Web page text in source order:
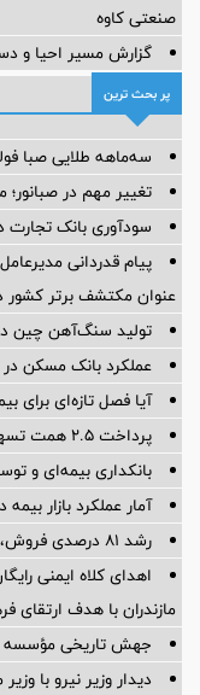
صنعتی کاوه
گزارش مسیر احیا و
پر بحث ترین
سه‌ماهه طلایی صبا
تغییر مهم در
سودآوری بانک
پیام قدردانی
عنوان مکتشف برتر
تولید سنگ‌آهن چین در نیمه
عملکرد بانک مسکن
آیا فصل تازه‌ای برای
پرداخت ۲.۵ همت تسهیلات در استان اردبیل طی سال ۱۴۰۴
بانکداری بیمه‌ای و
آمار عملكرد بازار بیمه در
رشد ۸۱ درصدی فروش، ثبت ۱۵۰ همت سود و شتاب توسعه در «فملی»
اهدای کلاه ایمنی
مازندران با هدف ارتقای
جهش تاریخی مؤسسه
دیدار وزیر نیرو با